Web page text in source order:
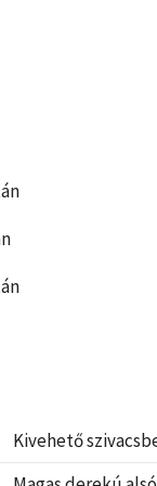
Kivehető